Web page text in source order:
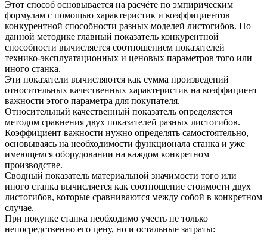
Этот способ основывается на расчёте по эмпирическим
формулам с помощью характеристик и коэффициентов
конкурентной способности разных моделей листогибов. По
данной методике главный показатель конкурентной
способности вычисляется соотношением показателей
технико-эксплуатационных и ценовых параметров того или
иного станка.
Эти показатели вычисляются как сумма произведений
относительных качественных характеристик на коэффициент
важности этого параметра для покупателя.
Относительный качественный показатель определяется
методом сравнения двух показателей разных листогибов.
Коэффициент важности нужно определять самостоятельно,
основываясь на необходимости функционала станка и уже
имеющемся оборудовании на каждом конкретном
производстве.
Сводный показатель материальной значимости того или
иного станка вычисляется как соотношение стоимости двух
листогибов, которые сравниваются между собой в конкретном
случае.
При покупке станка необходимо учесть не только
непосредственно его цену, но и остальные затраты: